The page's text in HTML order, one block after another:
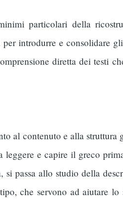
particolari della
introdurre e consolidare
diretta dei testi
al contenuto e alla struttura
leggere e capire il greco
passa allo studio della
che servono ad aiutare